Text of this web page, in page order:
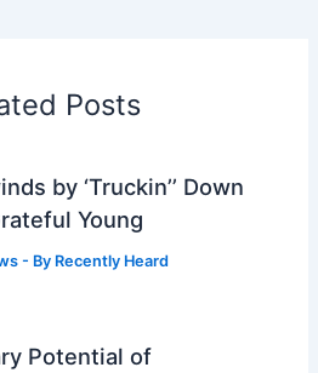
Posts
by ‘Truckin’’ Down
Young
- By Recently Heard
Potential of